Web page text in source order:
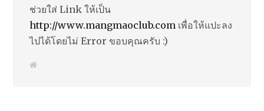
ช่วยใส่ Link ให้เป็น
http://www.mangmaoclub.com เพื่อให้แปะลง
ไปได้โดยไม่ Error ขอบคุณครับ :)